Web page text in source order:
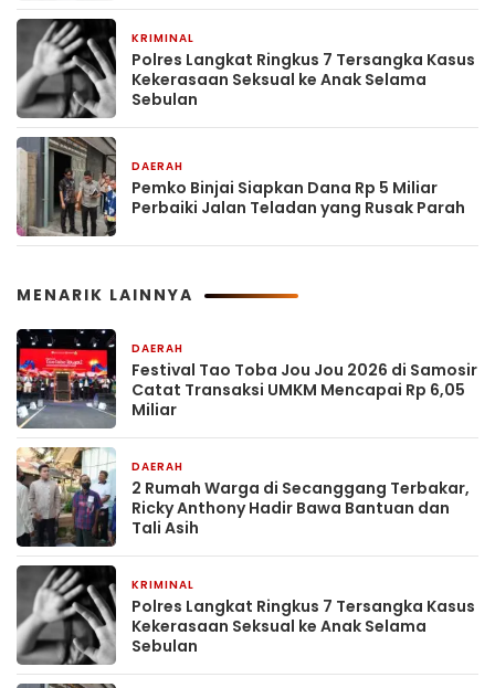
KRIMINAL
Polres Langkat Ringkus 7 Tersangka Kasus
Kekerasaan Seksual ke Anak Selama
Sebulan
DAERAH
Pemko Binjai Siapkan Dana Rp 5 Miliar
Perbaiki Jalan Teladan yang Rusak Parah
MENARIK LAINNYA
DAERAH
Festival Tao Toba Jou Jou 2026 di Samosir
Catat Transaksi UMKM Mencapai Rp 6,05
Miliar
DAERAH
2 Rumah Warga di Secanggang Terbakar,
Ricky Anthony Hadir Bawa Bantuan dan
Tali Asih
KRIMINAL
Polres Langkat Ringkus 7 Tersangka Kasus
Kekerasaan Seksual ke Anak Selama
Sebulan